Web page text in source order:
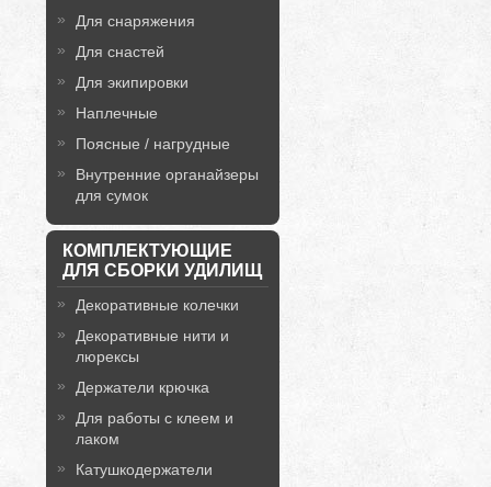
Для снаряжения
Для снастей
Для экипировки
Наплечные
Поясные / нагрудные
Внутренние органайзеры
для сумок
КОМПЛЕКТУЮЩИЕ
ДЛЯ СБОРКИ УДИЛИЩ
Декоративные колечки
Декоративные нити и
люрексы
Держатели крючка
Для работы с клеем и
лаком
Катушкодержатели